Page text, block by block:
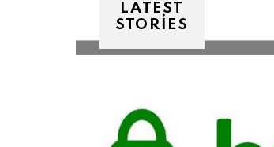
LATEST
STORIES